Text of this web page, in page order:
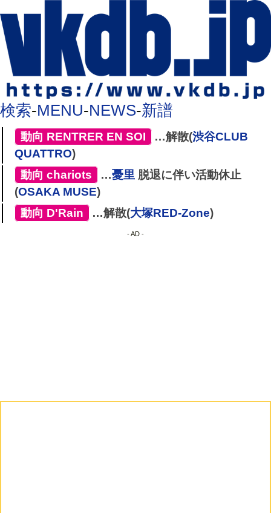
検索-MENU-NEWS-新譜
動向 RENTRER EN SOI …解散(渋谷CLUB
QUATTRO)
動向 chariots …憂里 脱退に伴い活動休止
(OSAKA MUSE)
動向 D'Rain …解散(大塚RED-Zone)
- AD -